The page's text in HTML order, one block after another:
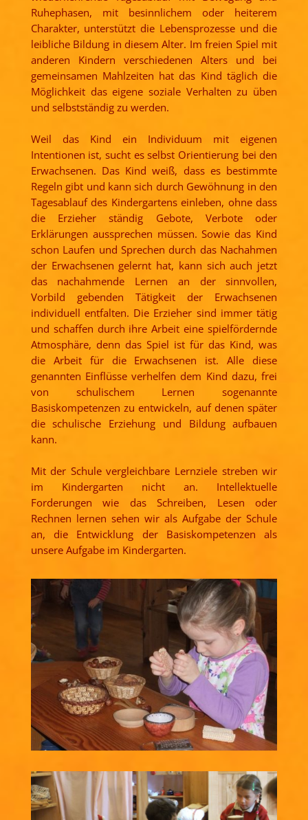
Ruhephasen, mit besinnlichem oder heiterem
Charakter, unterstützt die Lebensprozesse und die
leibliche Bildung in diesem Alter. Im freien Spiel mit
anderen Kindern verschiedenen Alters und bei
gemeinsamen Mahlzeiten hat das Kind täglich die
Möglichkeit das eigene soziale Verhalten zu üben
und selbstständig zu werden.
Weil das Kind ein Individuum mit eigenen
Intentionen ist, sucht es selbst Orientierung bei den
Erwachsenen. Das Kind weiß, dass es bestimmte
Regeln gibt und kann sich durch Gewöhnung in den
Tagesablauf des Kindergartens einleben, ohne dass
die Erzieher ständig Gebote, Verbote oder
Erklärungen aussprechen müssen. Sowie das Kind
schon Laufen und Sprechen durch das Nachahmen
der Erwachsenen gelernt hat, kann sich auch jetzt
das nachahmende Lernen an der sinnvollen,
Vorbild gebenden Tätigkeit der Erwachsenen
individuell entfalten. Die Erzieher sind immer tätig
und schaffen durch ihre Arbeit eine spielfördernde
Atmosphäre, denn das Spiel ist für das Kind, was
die Arbeit für die Erwachsenen ist. Alle diese
genannten Einflüsse verhelfen dem Kind dazu, frei
von schulischem Lernen sogenannte
Basiskompetenzen zu entwickeln, auf denen später
die schulische Erziehung und Bildung aufbauen
kann.
Mit der Schule vergleichbare Lernziele streben wir
im Kindergarten nicht an. Intellektuelle
Forderungen wie das Schreiben, Lesen oder
Rechnen lernen sehen wir als Aufgabe der Schule
an, die Entwicklung der Basiskompetenzen als
unsere Aufgabe im Kindergarten.